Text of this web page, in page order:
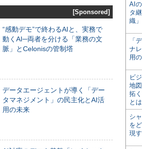
[Sponsored]
“感動デモ”で終わるAIと、実務で
動くAI─両者を分ける「業務の文
脈」とCelonisの管制塔
データエージェントが導く「デー
タマネジメント」の民主化とAI活
用の未来
AI
タ
織」
「
ナ
用
ビ
地
拓
と
シ
を
現